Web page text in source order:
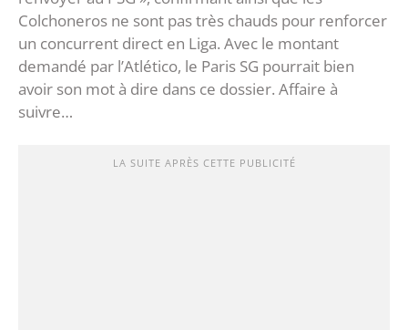
Colchoneros ne sont pas très chauds pour renforcer
un concurrent direct en Liga. Avec le montant
demandé par l’Atlético, le Paris SG pourrait bien
avoir son mot à dire dans ce dossier. Affaire à
suivre…
LA SUITE APRÈS CETTE PUBLICITÉ